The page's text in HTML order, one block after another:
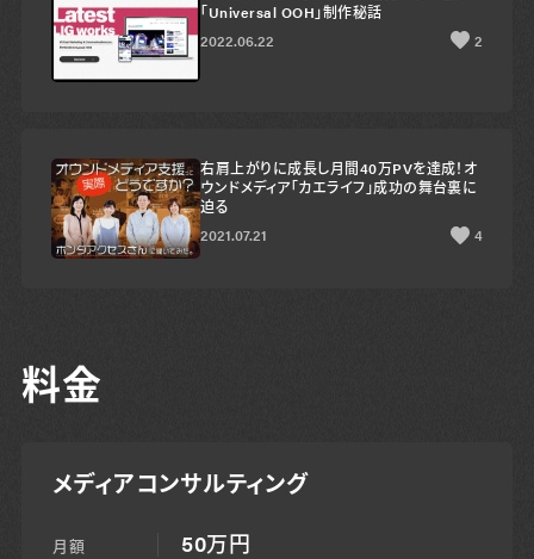
「Universal OOH」制作秘話
2022.06.22
2
右肩上がりに成長し月間40万PVを達成！オ
ウンドメディア「カエライフ」成功の舞台裏に
迫る
2021.07.21
4
料金
メディアコンサルティング
月額 50万円